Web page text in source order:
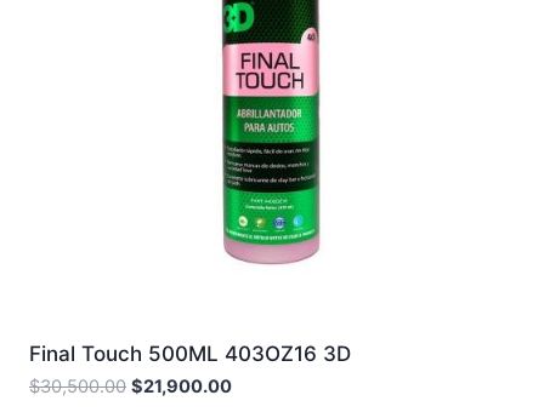
Final Touch 500ML 403OZ16 3D
$30,500.00 $21,900.00